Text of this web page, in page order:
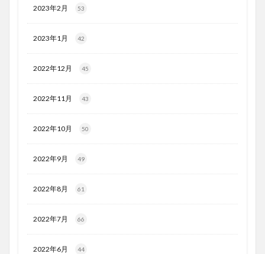
2023年2月 53
2023年1月 42
2022年12月 45
2022年11月 43
2022年10月 50
2022年9月 49
2022年8月 61
2022年7月 66
2022年6月 44